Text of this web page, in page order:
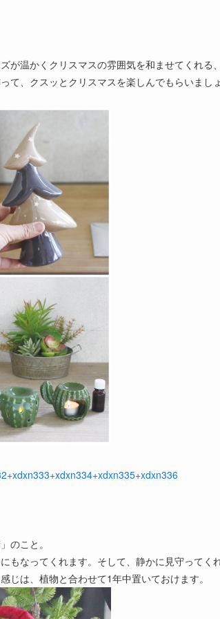
が温かくクリスマスの雰囲気を和ませてくれる
て、クスッとクリスマスを楽しんでもらいまし
のこと。
もなってくれます。そして、静かに見守ってく
は、植物と合わせて1年中置いておけます。